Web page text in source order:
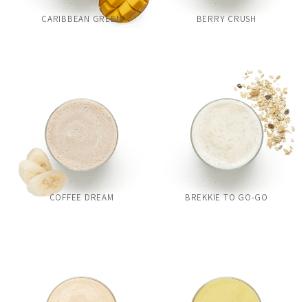
CARIBBEAN GREEN BERRY CRUSH
COFFEE DREAM BREKKIE TO GO-GO